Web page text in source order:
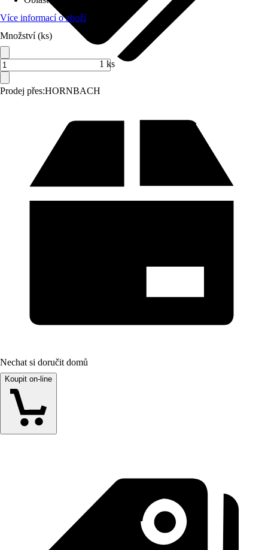
Prodej přes:HORNBACH
Více informací o zboží
Množství (ks)
1 ks
Nechat si doručit domů
Koupit on-line